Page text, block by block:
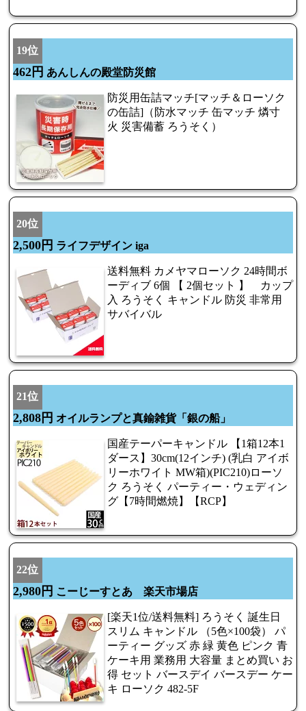
19位
462円 あんしんの殿堂防災館
防災用缶詰マッチ[マッチ＆ローソク
の缶詰]（防水マッチ 缶マッチ 燐寸
火 災害備蓄 ろうそく）
20位
2,500円 ライフデザイン iga
送料無料 カメヤマローソク 24時間ボ
ーディブ 6個 【 2個セット 】 カップ
入 ろうそく キャンドル 防災 非常用
サバイバル
21位
2,808円 オイルランプと真鍮雑貨「銀の船」
国産テーパーキャンドル 【1箱12本1
ダース】30cm(12インチ) (乳白 アイボ
リーホワイト MW箱)(PIC210)ローソ
ク ろうそく パーティー・ウェディン
グ【7時間燃焼】【RCP】
22位
2,980円 こーじーすとあ 楽天市場店
[楽天1位/送料無料] ろうそく 誕生日
スリム キャンドル （5色×100袋） パ
ーティー グッズ 赤 緑 黄色 ピンク 青
ケーキ用 業務用 大容量 まとめ買い お
得 セット バースデイ バースデー ケー
キ ローソク 482-5F